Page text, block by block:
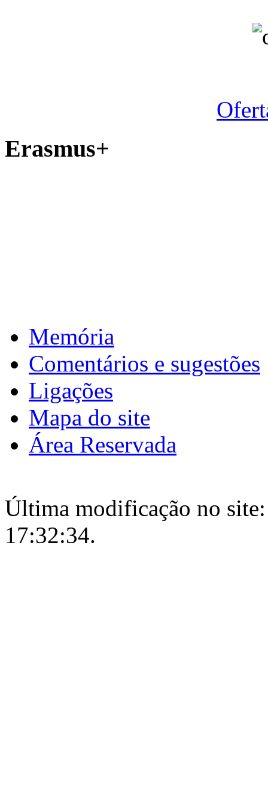
Erasmus+
Memória
Comentários e sugestões
Ligações
Mapa do site
Área Reservada
Última modificação no
17:32:34.